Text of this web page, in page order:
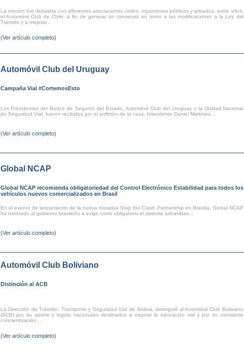
La moción fue debatida con diferentes asociaciones civiles, organismos públicos y privados, entre ellos,
el Automóvil Club de Chile, a fin de generar un consenso en torno a las modificaciones a la Ley del
Tránsito y a mejorar...
(Ver artículo completo)
Automóvil Club del Uruguay
Campaña Vial #CortemosEsto
Los Presidentes del Banco de Seguros del Estado, Automóvil Club del Uruguay y la Unidad Nacional
de Seguridad Vial, fueron recibidos por el anfitrión de la casa, Intendente Daniel Martínez...
(Ver artículo completo)
Global NCAP
Global NCAP recomienda obligatoriedad del Control Electrónico Estabilidad para todos los
vehículos nuevos comercializados en Brasil
En el evento de lanzamiento de la nueva iniciativa Stop the Crash Partnership en Brasilia, Global NCAP
ha motivado al gobierno brasileño a exigir como obligatorio el sistema salvavidas...
(Ver artículo completo)
Automóvil Club Boliviano
Distinción al ACB
La Dirección de Tránsito, Transporte y Seguridad Vial de Bolivia, distinguió al Automóvil Club Boliviano
(ACB) por su aporte y logros nacionales destinados a mejorar la educación vial y por su constante
concientización...
(Ver artículo completo)